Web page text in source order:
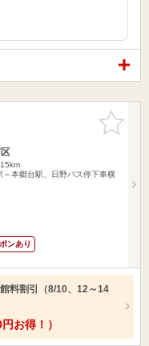
お気に入
りに追加
本郷台駅、日野バス停下車横
ンあり
料割引（8/10、12～14
お得！）